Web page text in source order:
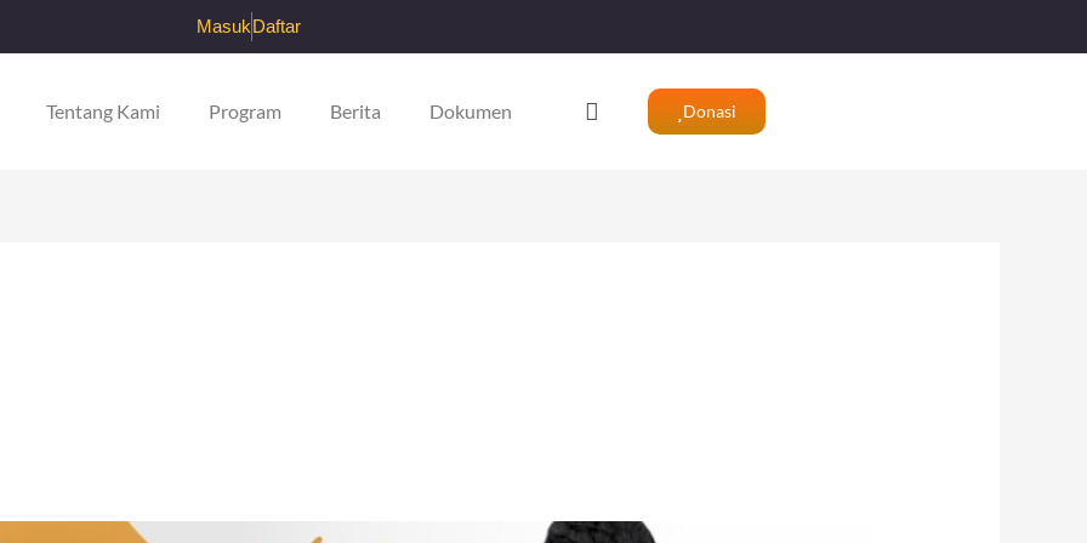
MasukDaftar
Tentang Kami Program Berita Dokumen SearchDonasi